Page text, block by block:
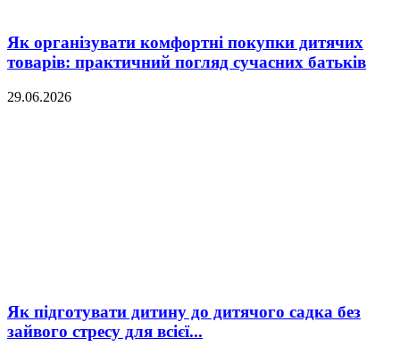
Як організувати комфортні покупки дитячих
товарів: практичний погляд сучасних батьків
29.06.2026
Як підготувати дитину до дитячого садка без
зайвого стресу для всієї...